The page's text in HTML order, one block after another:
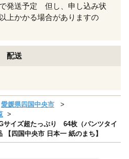
発送予定 但し、申し込み状
上かかる場合がありますの
配送
愛媛県四国中央市
サイズ超たっぷり 64枚（パンツタイ
四国中央市 日本一 紙のまち】